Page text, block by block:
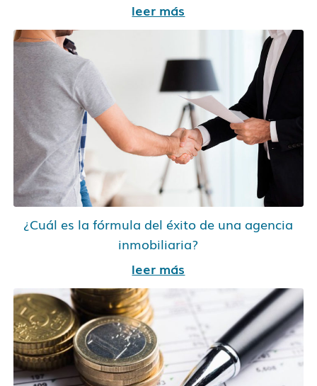
leer más
¿Cuál es la fórmula del éxito de una agencia
inmobiliaria?
leer más